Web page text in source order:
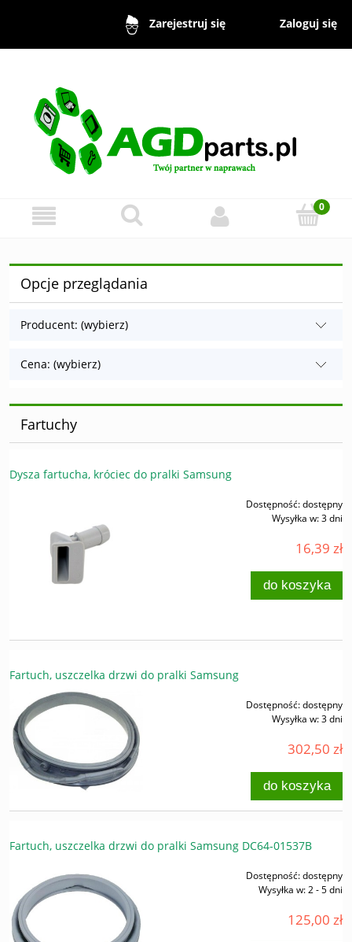
Zarejestruj się Zaloguj się
Opcje przeglądania
Producent: (wybierz)
Cena: (wybierz)
Fartuchy
Dysza fartucha, króciec do pralki Samsung
Dostępność:dostępny
Wysyłka w:3 dni
16,39 zł
do koszyka
Fartuch, uszczelka drzwi do pralki Samsung
Dostępność:dostępny
Wysyłka w:3 dni
302,50 zł
do koszyka
Fartuch, uszczelka drzwi do pralki Samsung DC64-01537B
Dostępność:dostępny
Wysyłka w:2 - 5 dni
125,00 zł